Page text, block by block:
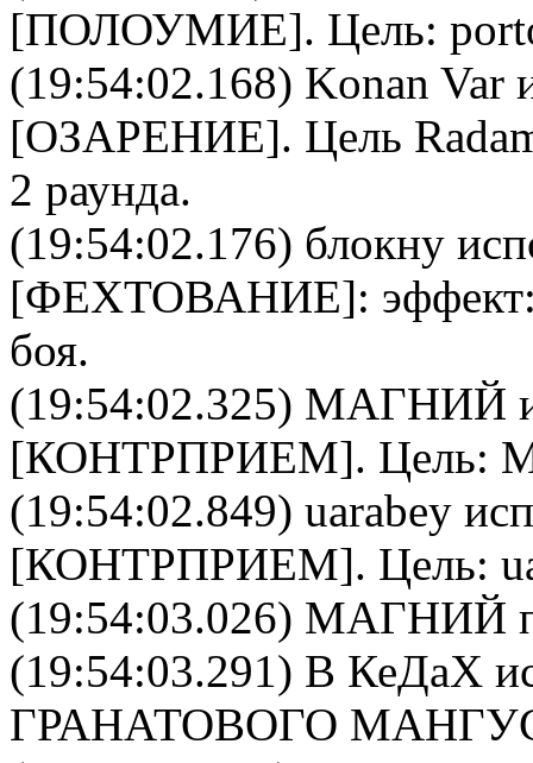
[ПОЛОУМИЕ]. Цель:
(19:54:02.168) Konan Var
[ОЗАРЕНИЕ]. Цель
2 раунда.
(19:54:02.176) блокну
[ФЕХТОВАНИЕ]:
боя.
(19:54:02.325) МАГНИЙ
[КОНТРПРИЕМ]. Цель:
(19:54:02.849) uarabey
[КОНТРПРИЕМ]. Цель:
(19:54:03.026) МАГНИЙ
(19:54:03.291) В КеДаХ
ГРАНАТОВОГО